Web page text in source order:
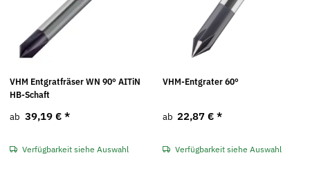
VHM Entgratfräser WN 90° AITiN
HB-Schaft
ab 39,19 € *
Verfügbarkeit siehe Auswahl
VHM-Entgrater 60°
ab 22,87 € *
Verfügbarkeit siehe Auswahl